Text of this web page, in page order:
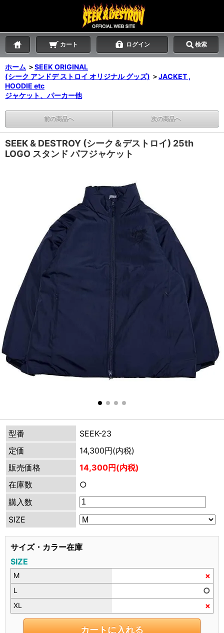
カート ログイン 検索
ホーム ＞SEEK ORIGINAL
(シーク アンドデ ストロイ オリジナル グッズ) ＞JACKET ,
HOODIE etc
ジャケット、パーカー他
前の商品へ 次の商品へ
SEEK & DESTROY (シーク＆デストロイ) 25th
LOGO スタンド パフジャケット
型番
SEEK-23
定価
14,300円(内税)
販売価格
14,300円(内税)
在庫数
○
購入数
SIZE
サイズ・カラー在庫
SIZE
M ×
L ○
XL ×